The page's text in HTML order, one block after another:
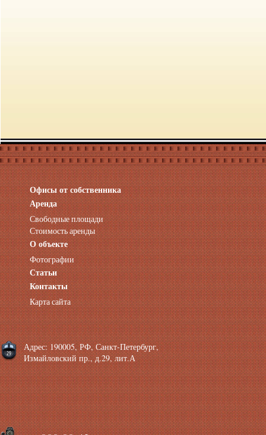
Офисы от собственника
Аренда нежилых помещений
Аренда помещений от собственника
Аренда конференц-зала СПб
Офисы у метро
Офисы в Адмиралтейском районе
Помещения с отдельным входом
Небольшие офисы
Аренда офиса около метро
Снять помещение у метро
Аренда помещений у метро
Аренда помещений район Адмиралтейский
Аренда офиса Технологический институт
Аренда помещений Фрунзенская
Аренда
Свободные площади
Стоимость аренды
О объекте
Фотографии
Статьи
Контакты
Карта сайта
Адрес: 190005, РФ, Санкт-Петербург,
Измайловский пр., д.29, лит.А